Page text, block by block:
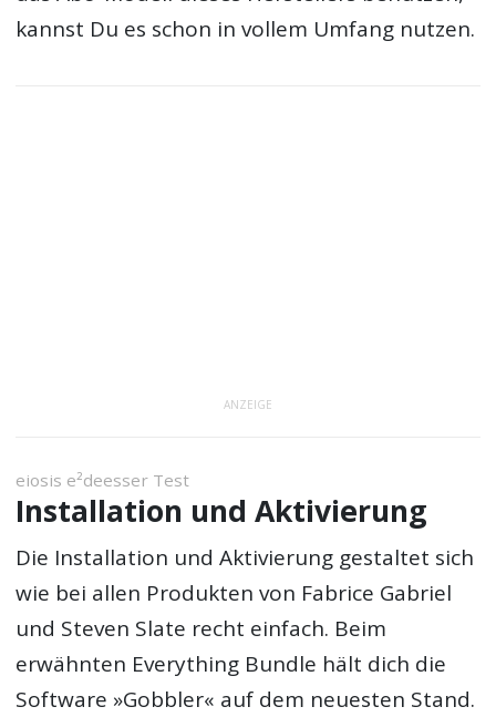
kannst Du es schon in vollem Umfang nutzen.
ANZEIGE
eiosis e²deesser Test
Installation und Aktivierung
Die Installation und Aktivierung gestaltet sich
wie bei allen Produkten von Fabrice Gabriel
und Steven Slate recht einfach. Beim
erwähnten Everything Bundle hält dich die
Software »Gobbler« auf dem neuesten Stand.